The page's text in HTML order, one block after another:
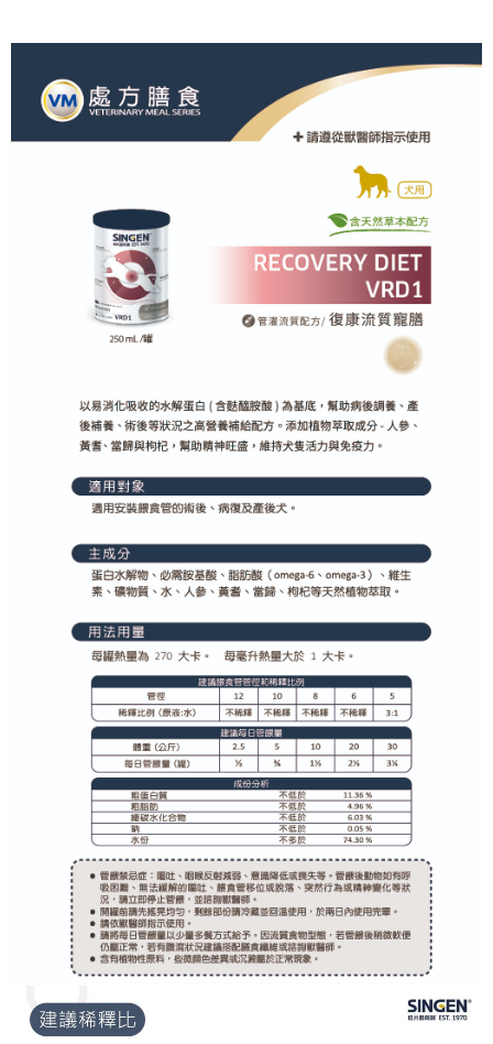
※ 交易是否成功請以「AFTEE先享後付 」之結帳頁面顯示為準，若有關於
客戶支援中心」
https://netprotections.freshdesk.com/support/home
【注意事項】
１．透過由恩沛科技股份有限公司提供之「AFTEE先享後付」服務完成之交
https://aftee.tw/terms/#terms3
３．未成年的使用者請事先徵得法定代理人或監護人之同意方可使用
「AFTEE先享後付」，若未經同意申辦者引起之損失，本公司不負相關責
４．使用「AFTEE先享後付」時，將依據個別帳號之用戶狀況，依本公司即
時審查核予不同之上限額度；若仍有額度不足之情形，本公司將視審查結果
請求用戶進行身份認證。
５．嚴禁一人註冊多個帳號或使用他人資訊註冊。若發現惡意使用之情形，
恩沛科技股份有限公司將有權停止該用戶之使用額度並採取法律行動。
付款後7-11取貨
宅配
每筆NT$110，滿NT$2,100(含以上)免運費